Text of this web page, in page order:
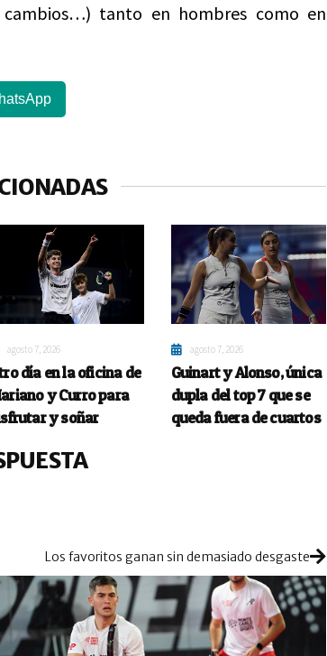
tanto en hombres como en
agosto 7, 2026
día en la oficina de
y Curro para
y soñar
agosto 7, 2026
Guinart y Alonso, única
dupla del top 7 que se
queda fuera de cuartos
Los favoritos ganan sin demasiado desgaste